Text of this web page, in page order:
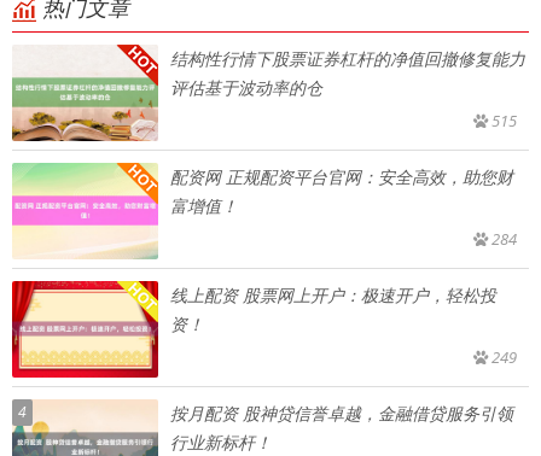
热门文章
结构性行情下股票证券杠杆的净值回撤修复能力
评估基于波动率的仓
515
配资网 正规配资平台官网：安全高效，助您财
富增值！
284
线上配资 股票网上开户：极速开户，轻松投
资！
249
4
按月配资 股神贷信誉卓越，金融借贷服务引领
行业新标杆！